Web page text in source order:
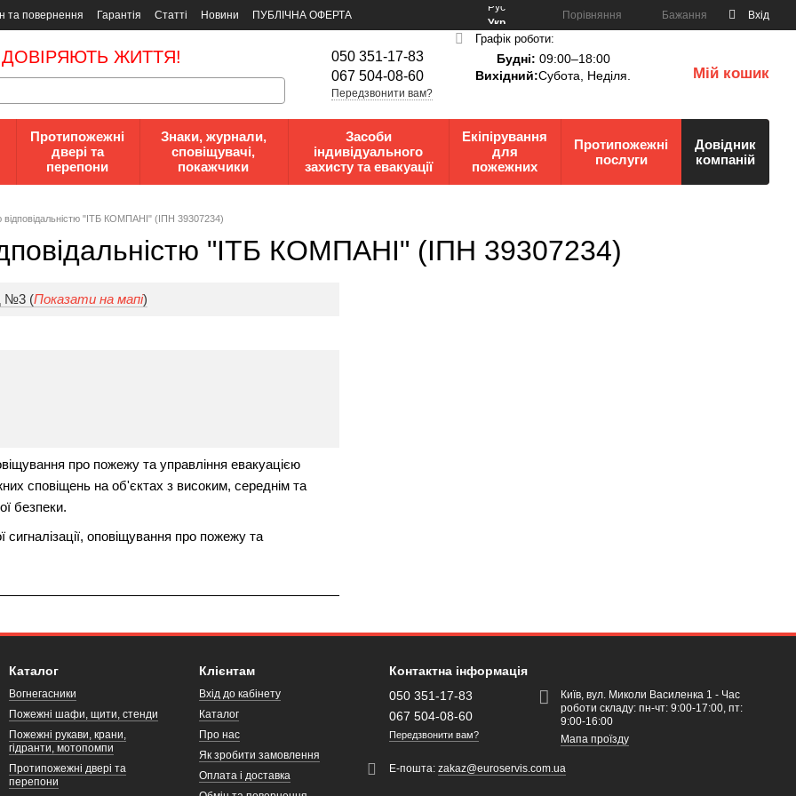
та повернення Гарантія Статті Новини
ПУБЛІЧНА ОФЕРТА
Рус
Укр
Порівняння Бажання Вхід
ЖИТТЯ!
050 351-17-83
067 504-08-60
Передзвонити вам?
Графік роботи:
Будні: 09:00–18:00
Вихідний:Субота, Неділя. Мій кошик
Протипожежні
двері та
перепони
Знаки, журнали,
сповіщувачі,
покажчики
Засоби
індивідуального
захисту та евакуації
Екіпірування
для
пожежних
Протипожежні
послуги
Довідник
компаній
вiдпoвiдaльнicтю "ІТБ КОМПАНІ" (ІПН 39307234)
"ІТБ КОМПАНІ" (ІПН 39307234)
№3 (Показати на мапі)
про пожежу та управління евакуацією
сповіщень на об'єктах з високим, середнім та
безпеки.
оповіщування про пожежу та
Каталог
Вогнегасники
Пожежні шафи, щити, стенди
Пожежні рукави, крани,
гідранти, мотопомпи
Протипожежні двері та
перепони
Клієнтам
Вхід до кабінету
Каталог
Про нас
Як зробити замовлення
Оплата і доставка
Контактна інформація
050 351-17-83
067 504-08-60
Передзвонити вам?
Київ, вул. Миколи Василенка 1 - Час
роботи складу: пн-чт: 9:00-17:00, пт:
9:00-16:00
Мапа проїзду
Е-пошта:zakaz@euroservis.com.ua